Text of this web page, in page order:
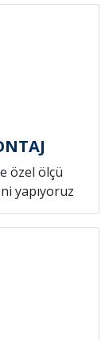
özel ölçü
yapıyoruz